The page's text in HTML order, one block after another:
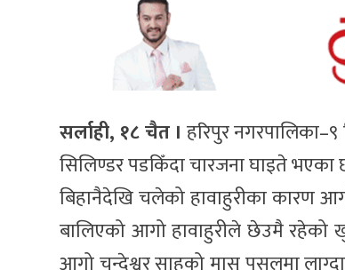
सर्लाही, १८ चैत । हरिपुर
सिलिण्डर पडकिँदा चारजना घाइते भएका
बिहानैदेखि चलेको हावाहुरीका कारण
बालिएको आगो हावाहुरीले छेउमै रहेको